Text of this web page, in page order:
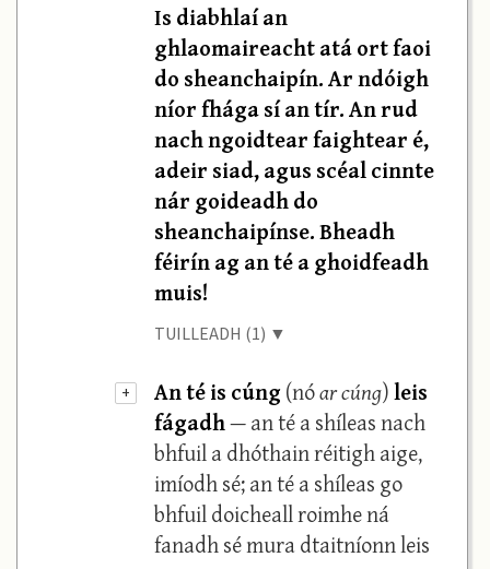
Is diabhlaí an
ghlaomaireacht atá ort faoi
do sheanchaipín. Ar ndóigh
níor fhága sí an tír. An rud
nach ngoidtear faightear é,
adeir siad, agus scéal cinnte
nár goideadh do
sheanchaipínse. Bheadh
féirín ag an té a ghoidfeadh
muis!
TUILLEADH (1) ▼
+ An té is cúng(nóar cúng)leis
fágadh— an té a shíleas nach
bhfuil a dhóthain réitigh aige,
imíodh sé; an té a shíleas go
bhfuil doicheall roimhe ná
fanadh sé mura dtaitníonn leis